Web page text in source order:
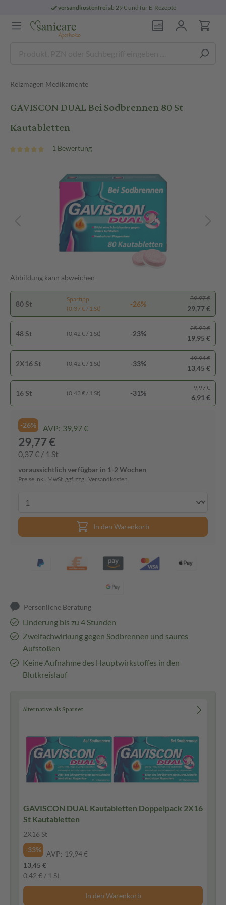
versandkostenfreiab 29 € und für E-Rezepte
Reizmagen Medikamente
GAVISCON DUAL Bei Sodbrennen 80 St
Kautabletten
1 Bewertung
Abbildung kann abweichen
80 St
Spartipp
(0,37 € / 1 St)
-26%
39,97 €
29,77 €
48 St (0,42 € / 1 St) -23%
25,99 €
19,95 €
2X16 St (0,42 € / 1 St) -33%
19,94 €
13,45 €
16 St (0,43 € / 1 St) -31%
9,97 €
6,91 €
-26% AVP: 39,97 €
29,77 €
0,37 € / 1 St
voraussichtlich verfügbar in 1-2 Wochen
Preise inkl. MwSt. ggf. zzgl. Versandkosten
In den Warenkorb
Persönliche Beratung
Linderung bis zu 4 Stunden
Zweifachwirkung gegen Sodbrennen und saures
Aufstoßen
Keine Aufnahme des Hauptwirkstoffes in den
Blutkreislauf
Alternative als Sparset
GAVISCON DUAL Kautabletten Doppelpack 2X16
St Kautabletten
2X16 St
-33%
AVP: 19,94 €
13,45 €
0,42 € / 1 St
In den Warenkorb